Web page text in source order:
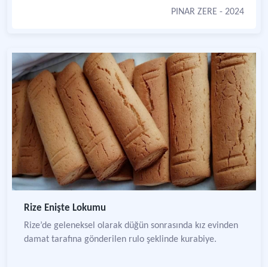
PINAR ZERE - 2024
Rize Enişte Lokumu
Rize’de geleneksel olarak düğün sonrasında kız evinden
damat tarafına gönderilen rulo şeklinde kurabiye.